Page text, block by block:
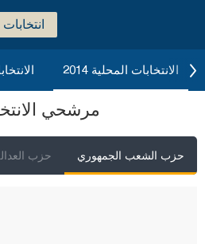
انتخابات
الانتخابات المحلية 2014
مرشحي
حزب حزب الشعب الجمهوري